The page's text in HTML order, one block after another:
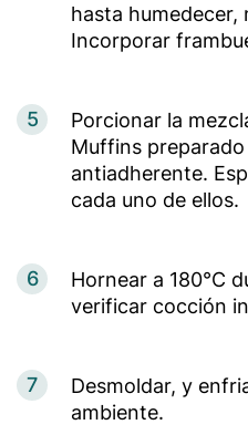
hasta humedecer,
Incorporar
5
Porcionar la
Muffins
antiadherente.
cada uno de ellos.
6
Hornear a 180°C
verificar cocción
7
Desmoldar, y
ambiente.